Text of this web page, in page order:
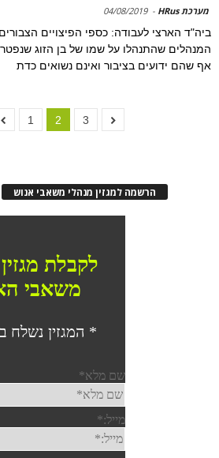
מערכת HRus -
04/08/2019
ביה"ד הארצי לעבודה: כספי הפיצויים
המנהלים שהתנהלו על שמו של בן הזוג שנפטר,
אף שהם ידועים בציבור ואינם נשואים כדת
1 2 3
הרשמה למגזין מנהלי משאבי אנוש